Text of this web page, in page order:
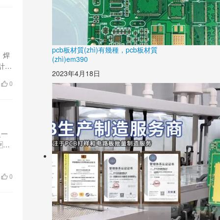
焊
0
，
0
pcb板材質(zhì)有幾種，pcb板材質
(zhì)em390
2023年4月18日